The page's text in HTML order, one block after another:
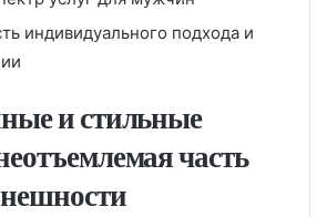
индивидуального подхода и
и стильные
часть